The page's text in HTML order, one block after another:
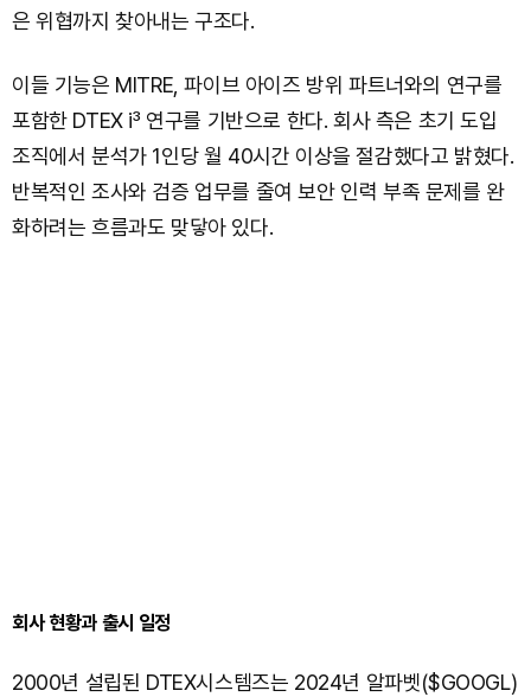
은 위협까지 찾아내는 구조다.
이들 기능은 MITRE, 파이브 아이즈 방위 파트너와의 연구를
포함한 DTEX i³ 연구를 기반으로 한다. 회사 측은 초기 도입
조직에서 분석가 1인당 월 40시간 이상을 절감했다고 밝혔다.
반복적인 조사와 검증 업무를 줄여 보안 인력 부족 문제를 완
화하려는 흐름과도 맞닿아 있다.
회사 현황과 출시 일정
2000년 설립된 DTEX시스템즈는 2024년 알파벳($GOOGL)